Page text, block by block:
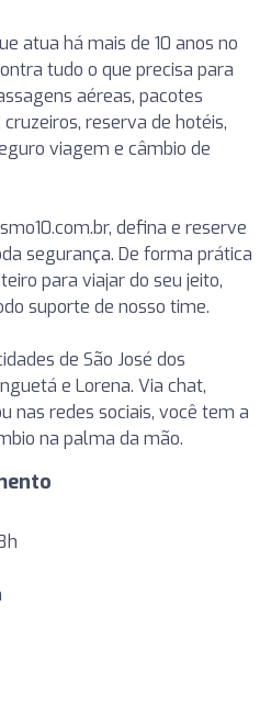
atua há mais de 10 anos no
tudo o que precisa para
aéreas, pacotes
reserva de hotéis,
viagem e câmbio de
defina e reserve
segurança. De forma prática
para viajar do seu jeito,
suporte de nosso time.
de São José dos
e Lorena. Via chat,
nas redes sociais, você tem a
na palma da mão.